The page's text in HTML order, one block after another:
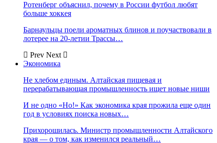
Ротенберг объяснил, почему в России футбол любят
больше хоккея
Барнаульцы поели ароматных блинов и поучаствовали в
лотерее на 20-летии Трассы…
Prev Next
Экономика
Не хлебом единым. Алтайская пищевая и
перерабатывающая промышленность ищет новые ниши
И не одно «Но!» Как экономика края прожила еще один
год в условиях поиска новых…
Прихорошилась. Министр промышленности Алтайского
края — о том, как изменился реальный…